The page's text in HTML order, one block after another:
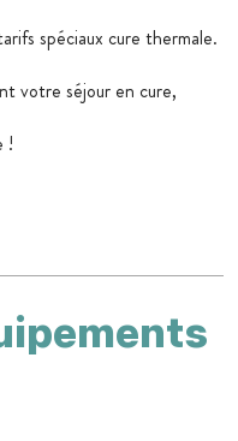
spéciaux cure thermale.
votre séjour en cure,
!